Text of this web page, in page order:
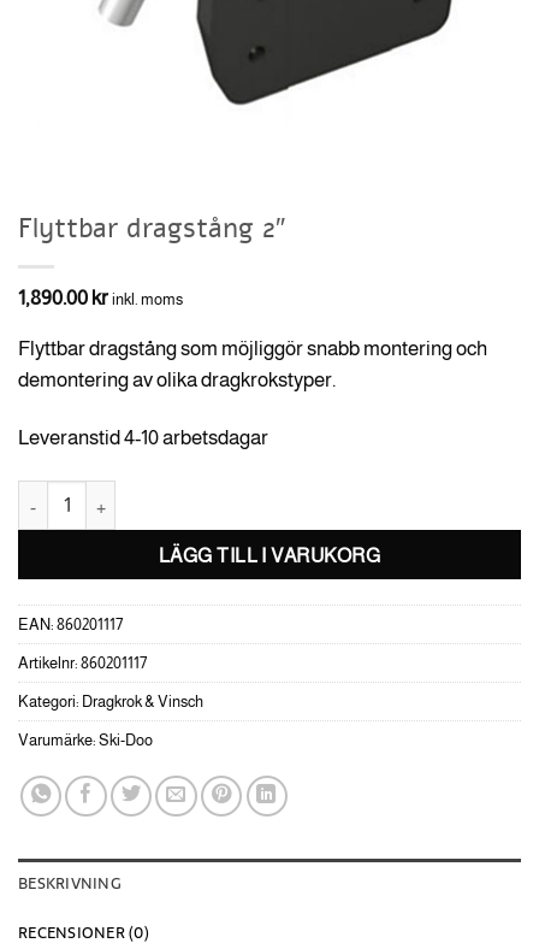
Flyttbar dragstång 2″
1,890.00 kr inkl. moms
Flyttbar dragstång som möjliggör snabb montering och
demontering av olika dragkrokstyper.
Leveranstid 4-10 arbetsdagar
Flyttbar dragstång 2" mängd
LÄGG TILL I VARUKORG
EAN: 860201117
Artikelnr: 860201117
Kategori: Dragkrok & Vinsch
Varumärke: Ski-Doo
BESKRIVNING
RECENSIONER (0)